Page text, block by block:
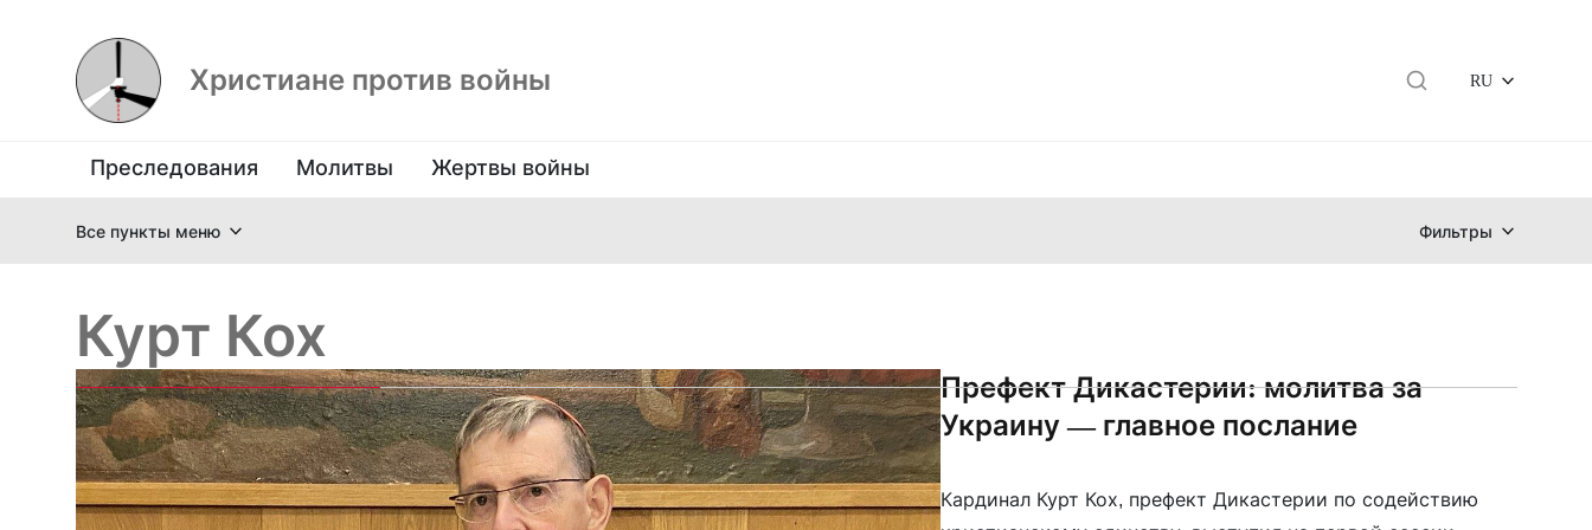
Христиане против войны RU
Преследования Молитвы Жертвы войны
Все пункты меню Фильтры
Курт Кох
Префект Дикастерии: молитва за
Украину — главное послание
Кардинал Курт Кох, префект Дикастерии по содействию